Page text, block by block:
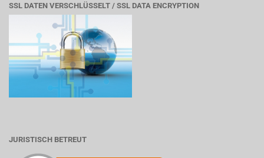
SSL DATEN VERSCHLÜSSELT / SSL DATA ENCRYPTION
JURISTISCH BETREUT